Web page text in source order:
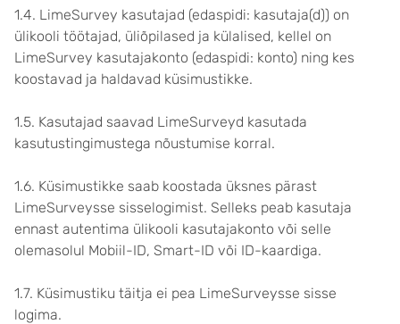
1.4. LimeSurvey kasutajad (edaspidi: kasutaja(d)) on
ülikooli töötajad, üliõpilased ja külalised, kellel on
LimeSurvey kasutajakonto (edaspidi: konto) ning kes
koostavad ja haldavad küsimustikke.
1.5. Kasutajad saavad LimeSurveyd kasutada
kasutustingimustega nõustumise korral.
1.6. Küsimustikke saab koostada üksnes pärast
LimeSurveysse sisselogimist. Selleks peab kasutaja
ennast autentima ülikooli kasutajakonto või selle
olemasolul Mobiil-ID, Smart-ID või ID-kaardiga.
1.7. Küsimustiku täitja ei pea LimeSurveysse sisse
logima.